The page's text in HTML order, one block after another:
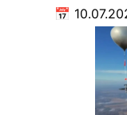
📅